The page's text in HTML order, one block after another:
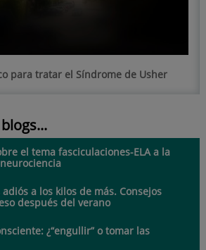
para tratar el Síndrome de Usher
el tema fasciculaciones-ELA a la
a los kilos de más. Consejos
después del verano
¿“engullir” o tomar las